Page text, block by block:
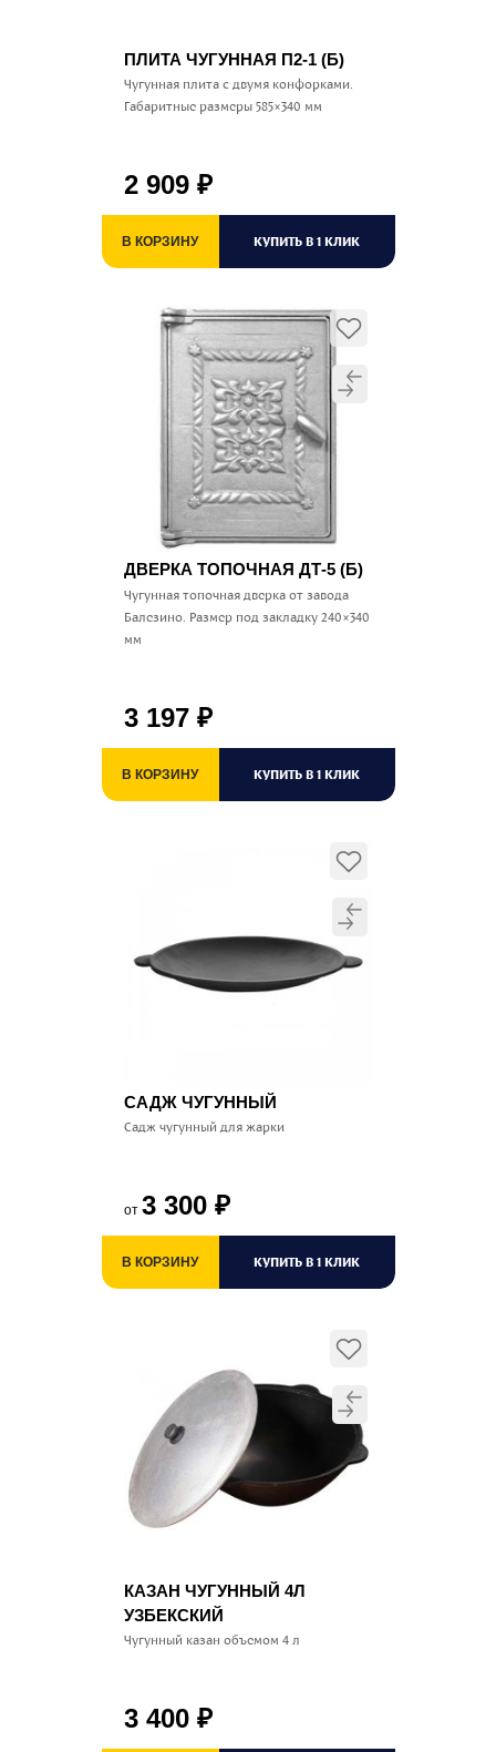
ПЛИТА ЧУГУННАЯ П2-1 (Б)
Чугунная плита с двумя конфорками.
Габаритные размеры 585×340 мм
2 909 ₽
В КОРЗИНУ КУПИТЬ В 1 КЛИК
ДВЕРКА ТОПОЧНАЯ ДТ-5 (Б)
Чугунная топочная дверка от завода
Балезино. Размер под закладку 240×340
мм
3 197 ₽
В КОРЗИНУ КУПИТЬ В 1 КЛИК
САДЖ ЧУГУННЫЙ
Садж чугунный для жарки
от 3 300 ₽
В КОРЗИНУ КУПИТЬ В 1 КЛИК
КАЗАН ЧУГУННЫЙ 4Л
УЗБЕКСКИЙ
Чугунный казан объемом 4 л
3 400 ₽